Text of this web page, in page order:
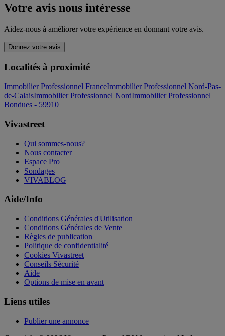
Votre avis nous intéresse
Aidez-nous à améliorer votre expérience en donnant votre avis.
Donnez votre avis
Localités à proximité
Immobilier Professionnel FranceImmobilier Professionnel Nord-Pas-
de-CalaisImmobilier Professionnel NordImmobilier Professionnel
Bondues - 59910
Vivastreet
Qui sommes-nous?
Nous contacter
Espace Pro
Sondages
VIVABLOG
Aide/Info
Conditions Générales d'Utilisation
Conditions Générales de Vente
Règles de publication
Politique de confidentialité
Cookies Vivastreet
Conseils Sécurité
Aide
Options de mise en avant
Liens utiles
Publier une annonce